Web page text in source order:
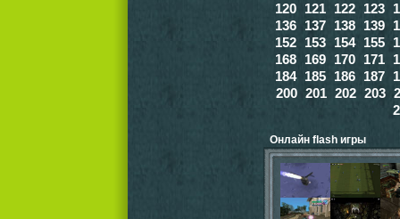
120 121 122 123
136 137 138 139
152 153 154 155
168 169 170 171
184 185 186 187
200 201 202 203
Онлайн flash игры